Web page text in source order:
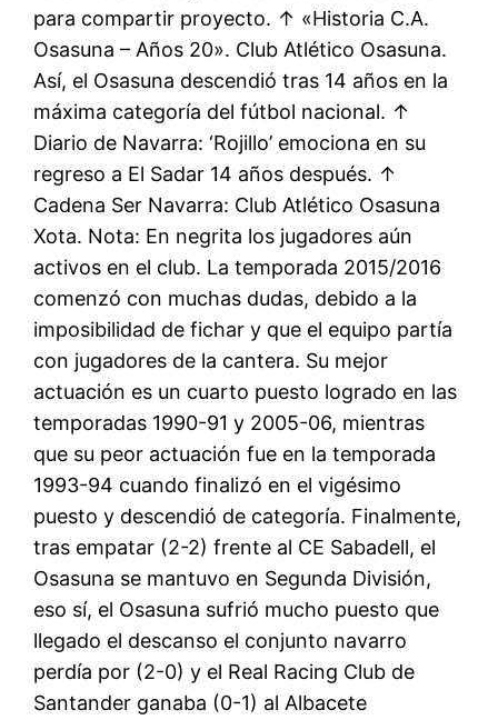
para compartir proyecto. ↑ «Historia C.A.
Osasuna – Años 20». Club Atlético Osasuna.
Así, el Osasuna descendió tras 14 años en la
máxima categoría del fútbol nacional. ↑
Diario de Navarra: ‘Rojillo’ emociona en su
regreso a El Sadar 14 años después. ↑
Cadena Ser Navarra: Club Atlético Osasuna
Xota. Nota: En negrita los jugadores aún
activos en el club. La temporada 2015/2016
comenzó con muchas dudas, debido a la
imposibilidad de fichar y que el equipo partía
con jugadores de la cantera. Su mejor
actuación es un cuarto puesto logrado en las
temporadas 1990-91 y 2005-06, mientras
que su peor actuación fue en la temporada
1993-94 cuando finalizó en el vigésimo
puesto y descendió de categoría. Finalmente,
tras empatar (2-2) frente al CE Sabadell, el
Osasuna se mantuvo en Segunda División,
eso sí, el Osasuna sufrió mucho puesto que
llegado el descanso el conjunto navarro
perdía por (2-0) y el Real Racing Club de
Santander ganaba (0-1) al Albacete